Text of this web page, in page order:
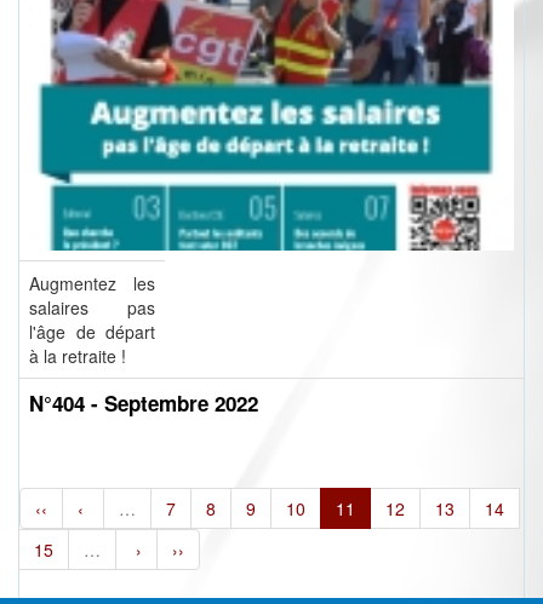
Augmentez les
salaires pas
l'âge de départ
à la retraite !
N°404 - Septembre 2022
‹‹ ‹ … 7 8 9 10 11 12 13
14
15
… › ››